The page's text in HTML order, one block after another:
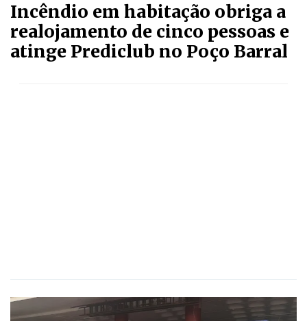
Incêndio em habitação obriga a
realojamento de cinco pessoas e
atinge Prediclub no Poço Barral